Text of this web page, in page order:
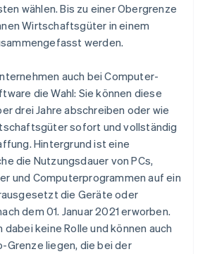
wählen. Bis zu einer Obergrenze
Wirtschaftsgüter in einem
werden.
auch bei Computer-
die Wahl: Sie können diese
drei Jahre abschreiben oder wie
sofort und vollständig
Hintergrund ist eine
die Nutzungsdauer von PCs,
und Computerprogrammen auf ein
die Geräte oder
dem 01. Januar 2021 erworben.
keine Rolle und können auch
Grenze liegen, die bei der